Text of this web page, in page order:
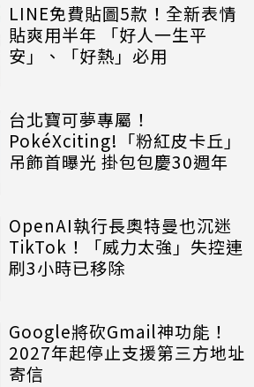
LINE免費貼圖5款！全新表情
貼爽用半年 「好人一生平
安」、「好熱」必用
台北寶可夢專屬！
PokéXciting!「粉紅皮卡丘」
吊飾首曝光 掛包包慶30週年
OpenAI執行長奧特曼也沉迷
TikTok！「威力太強」失控連
刷3小時已移除
Google將砍Gmail神功能！
2027年起停止支援第三方地址
寄信